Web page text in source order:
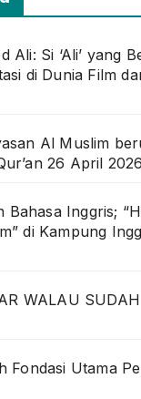
Ali: Si ‘Ali’ yang
di Dunia Film
Al Muslim
26 April 2026
Bahasa Inggris;
di Kampung
WALAU
Fondasi Utama